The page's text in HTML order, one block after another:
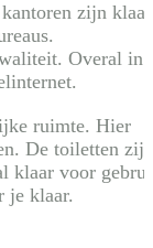
zijn klaar
Overal in
ruimte. Hier
De toiletten
klaar voor
je klaar.